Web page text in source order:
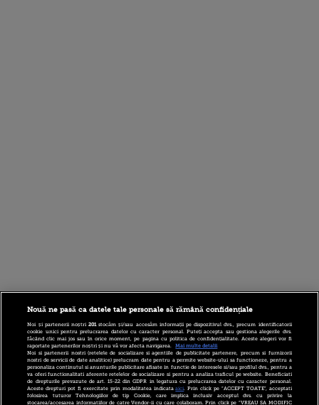
Nouă ne pasă ca datele tale personale să rămână confidențiale
Noi și partenerii noștri201stocăm și/sau accesăm informații pe dispozitivul dvs., precum identificatorii
cookie unici pentru prelucrarea datelor cu caracter personal. Puteți accepta sau gestiona alegerile dvs.
făcând clic mai jos sau în orice moment, pe pagina cu politica de confidențialitate. Aceste alegeri vor fi
raportate partenerilor noștri și nu vă vor afecta navigarea.
Mai multe detalii
Noi si partenerii nostri (retelele de socializare si agentiile de publicitate partenere, precum si furnizorii
nostri de servicii de date analitice) prelucram date pentru a permite website-ului sa functioneze, pentru a
personaliza continutul si anunturile publicitare afisate in functie de interesele si/sau profilul dvs., pentru a
va oferi functionalitati aferente retelelor de socializare si pentru a analiza traficul pe website. Beneficiati
de drepturile prevazute de art. 15-22 din GDPR in legatura cu prelucrarea datelor cu caracter personal.
Aceste drepturi pot fi exercitate prin modalitatea indicataaici. Prin click pe “ACCEPT TOATE”, acceptati
folosirea tuturor Tehnologiilor de tip Cookie, care implica inclusiv acceptul dvs. cu privire la
stocarea/accesarea informatiilor de catre Vendor-ii cu care colaboram. Prin click pe “VREAU SA MODIFIC